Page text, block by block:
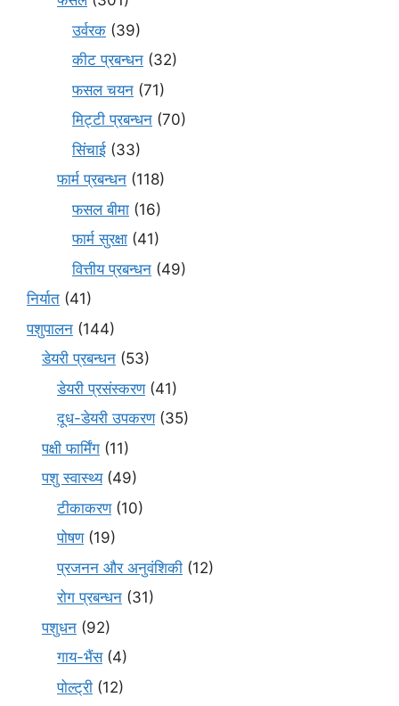
उर्वरक (39)
कीट प्रबन्धन (32)
फसल चयन (71)
मि‌ट्टी प्रबन्धन (70)
सिंचाई (33)
फार्म प्रबन्धन (118)
फसल बीमा (16)
फार्म सुरक्षा (41)
वित्तीय प्रबन्धन (49)
निर्यात (41)
पशुपालन (144)
डेयरी प्रबन्धन (53)
डेयरी प्रसंस्करण(41)
दूध-डेयरी उपकरण(35)
पक्षी फार्मिंग (11)
पशु स्वास्थ्य(49)
टीकाकरण(10)
पोषण(19)
प्रजनन और अनुवंशिकी (12)
रोग प्रबन्धन (31)
पशुधन (92)
गाय-भैंस(4)
पोल्ट्री (12)